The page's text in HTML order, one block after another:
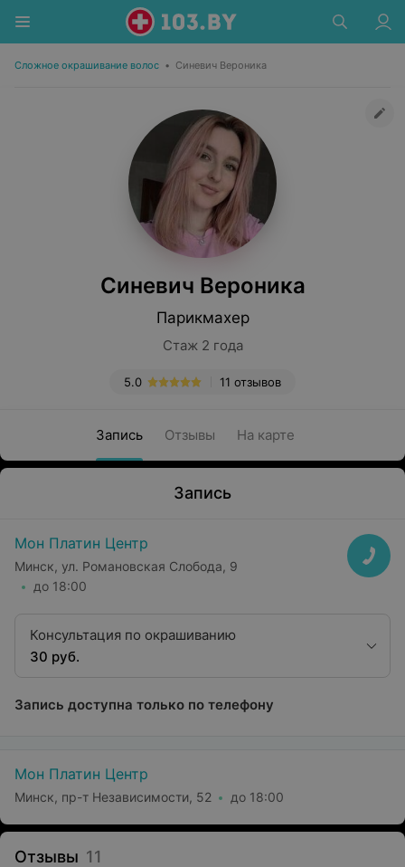
Сложное окрашивание волос • Синевич Вероника
Синевич Вероника
Парикмахер
Стаж 2 года
11 отзывов
5.0
Запись Отзывы На карте
Запись
Мон Платин Центр
Минск, ул. Романовская Слобода, 9
до 18:00
Консультация по окрашиванию
30 руб.
Запись доступна только по телефону
Мон Платин Центр
Минск, пр-т Независимости, 52 до 18:00
Отзывы 11